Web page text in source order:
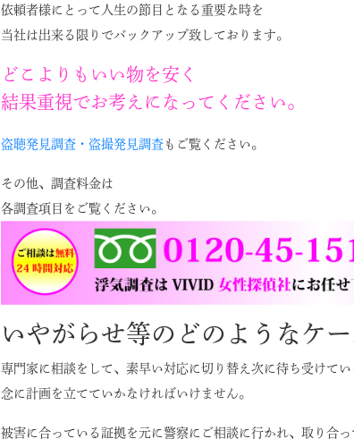
依頼者様にとって人生の節目となる重要な時を
当社は出来る限りでバックアップ致しております。
どこよりもいい物を安く
結果重視でお考えになってください。
盗聴発見調査・盗撮発見調査 もご覧ください。
その他、調査料金は
各調査項目をご覧ください。
いやがらせ等のどのようなケ
専門家に相談をして、素早い対応に切り替え次に待ち受けて
念に計画を立てていかなければいけません。
被害に合っている証拠を元に警察にご相談に行かれ、取り合